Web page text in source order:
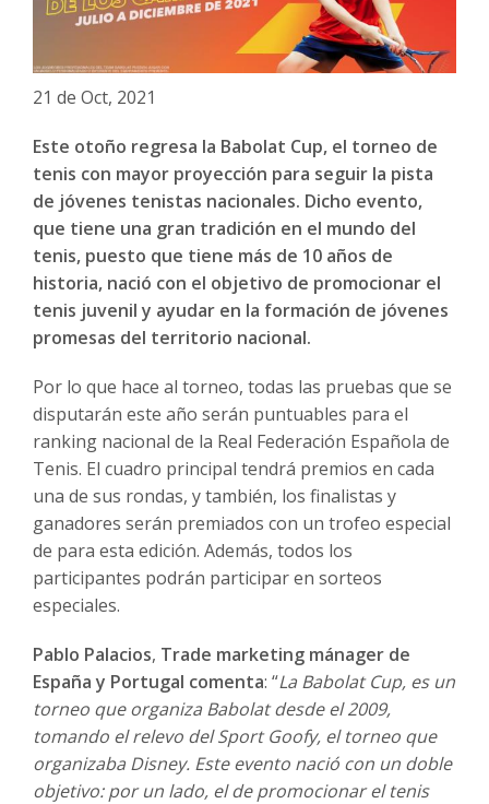
21 de Oct, 2021
Este otoño regresa la Babolat Cup, el torneo de
tenis con mayor proyección para seguir la pista
de jóvenes tenistas nacionales. Dicho evento,
que tiene una gran tradición en el mundo del
tenis, puesto que tiene más de 10 años de
historia, nació con el objetivo de promocionar el
tenis juvenil y ayudar en la formación de jóvenes
promesas del territorio nacional.
Por lo que hace al torneo, todas las pruebas que se
disputarán este año serán puntuables para el
ranking nacional de la Real Federación Española de
Tenis. El cuadro principal tendrá premios en cada
una de sus rondas, y también, los finalistas y
ganadores serán premiados con un trofeo especial
de para esta edición. Además, todos los
participantes podrán participar en sorteos
especiales.
Pablo Palacios, Trade marketing mánager de
España y Portugal comenta: “La Babolat Cup, es un
torneo que organiza Babolat desde el 2009,
tomando el relevo del Sport Goofy, el torneo que
organizaba Disney. Este evento nació con un doble
objetivo: por un lado, el de promocionar el tenis